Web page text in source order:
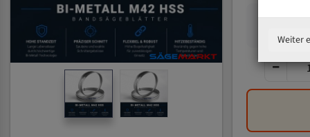
Weiter